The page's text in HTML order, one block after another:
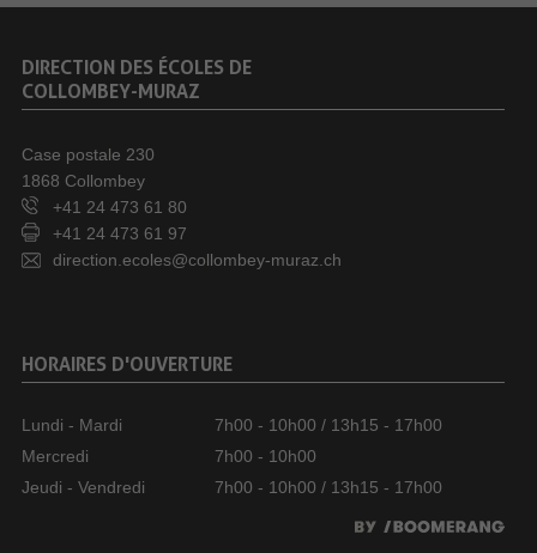
DIRECTION DES ÉCOLES DE
COLLOMBEY-MURAZ
Case postale 230
1868 Collombey
+41 24 473 61 80
+41 24 473 61 97
direction.ecoles@collombey-muraz.ch
HORAIRES D'OUVERTURE
Lundi - Mardi
7h00 - 10h00 / 13h15 - 17h00
Mercredi
7h00 - 10h00
Jeudi - Vendredi
7h00 - 10h00 / 13h15 - 17h00